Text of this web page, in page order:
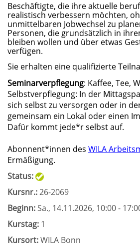
Beschäftigte, die ihre aktuelle
realistisch verbessern möchten,
unmittelbaren Jobwechsel zu
Personen, die grundsätzlich in
bleiben wollen und über etwas
verfügen.
Sie erhalten eine qualifizierte
Seminarverpflegung: Kaffee, Tee,
Selbstverpflegung: In der
sich selbst zu versorgen oder in
gemeinsam ein Lokal oder einen
Dafür kommt jede*r selbst auf.
Abonnent*innen des WILA
Ermäßigung.
Status:
Kursnr.:26-2069
Beginn:Sa., 14.11.2026, 10:00 -
Kurstag: 1
Kursort:WILA Bonn